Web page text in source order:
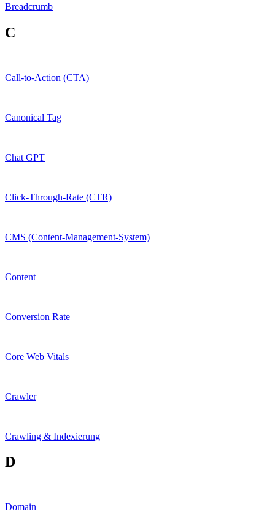
Breadcrumb
C
Call-to-Action (CTA)
Canonical Tag
Chat GPT
Click-Through-Rate (CTR)
CMS (Content-Management-System)
Content
Conversion Rate
Core Web Vitals
Crawler
Crawling & Indexierung
D
Domain